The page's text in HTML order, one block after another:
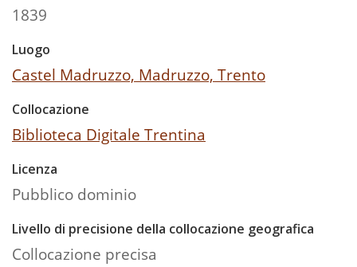
1839
Luogo
Castel Madruzzo, Madruzzo, Trento
Collocazione
Biblioteca Digitale Trentina
Licenza
Pubblico dominio
Livello di precisione della collocazione geografica
Collocazione precisa